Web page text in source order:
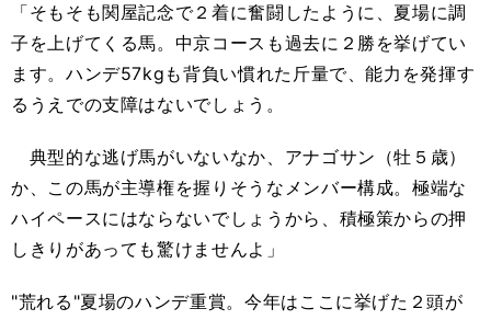
「そもそも関屋記念で２着に奮闘したように、夏場に調
子を上げてくる馬。中京コースも過去に２勝を挙げてい
ます。ハンデ57kgも背負い慣れた斤量で、能力を発揮す
るうえでの支障はないでしょう。
典型的な逃げ馬がいないなか、アナゴサン（牡５歳）
か、この馬が主導権を握りそうなメンバー構成。極端な
ハイペースにはならないでしょうから、積極策からの押
しきりがあっても驚けませんよ」
"荒れる"夏場のハンデ重賞。今年はここに挙げた２頭が